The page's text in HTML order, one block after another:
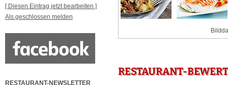
[ Diesen Eintrag jetzt bearbeiten ]
Als geschlossen melden
RESTAURANT-NEWSLETTER
RESTAURANT-